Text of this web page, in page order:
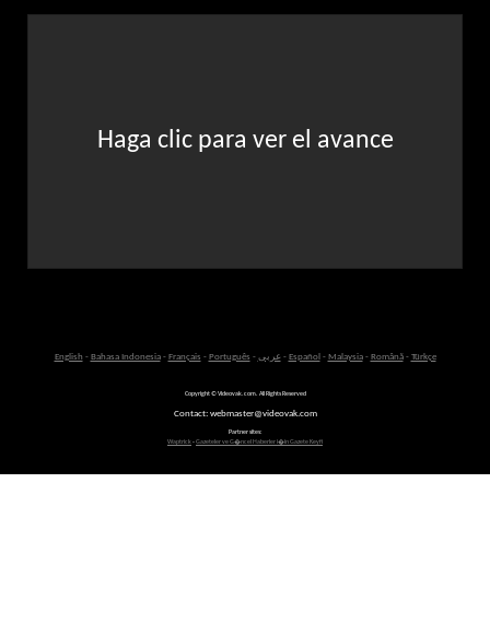
Haga clic para ver el avance
English - Bahasa Indonesia- Français - Português - عربى- Español - Malaysia- Română- Türkçe
Copyright © Videovak.com. All Rights Reserved
Contact: webmaster@videovak.com
Partner sites:
Waptrick-Gazeteler ve G�ncel Haberler i�in Gazete Keyfi